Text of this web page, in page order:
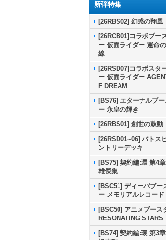
新弾特集
[26RBS02] 幻惑の翔風
[26RCB01]コラボブー
ー 仮面ライダー 運命
線
[26RSD07]コラボスタ
ー 仮面ライダー
F DREAM
[BS76] エターナルブー
ー 永皇の輝き
[26RBS01] 創世の鼓動
[26RSD01~06] バトス
ントリーデッキ
[BS75] 契約編:環 第4
雄傑集
[BSC51] ディーバブー
ー メモリアルレコード
[BSC50] アニメブース
RESONATING STARS
[BS74] 契約編:環 第3